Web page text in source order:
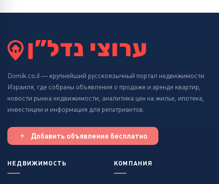
Domik.co.il — крупнейший русскоязычный портал недвижимости
Израиля, где собраны объявления о продаже и аренде квартир,
новости рынка недвижимости, аналитика цен на жилье, ипотека,
инвестиции и информация для репатриантов.
Добавить объявление бесплатно
НЕДВИЖИМОСТЬ КОМПАНИЯ